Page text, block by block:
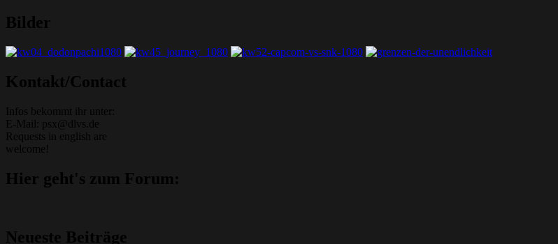
Bilder
Kontakt/Contact
Infos bekommt ihr unter:
E-Mail: psx@dlvs.de
Requests in english are
welcome!
Hier geht's zum Forum:
Neueste Beiträge